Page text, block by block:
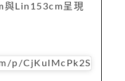
與Lin153cm呈現
p/CjKuIMcPk2S